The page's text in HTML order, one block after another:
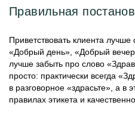
Правильная
Приветствовать клиента
«Добрый день», «Добрый
лучше забыть про слово
просто: практически всегда
в разговорное «здрасьте», а в
правилах этикета и